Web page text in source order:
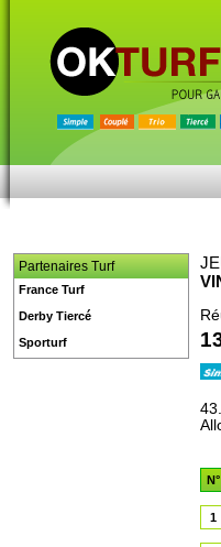
N°
1
Partenaires Turf
France Turf
Derby Tiercé
Sporturf